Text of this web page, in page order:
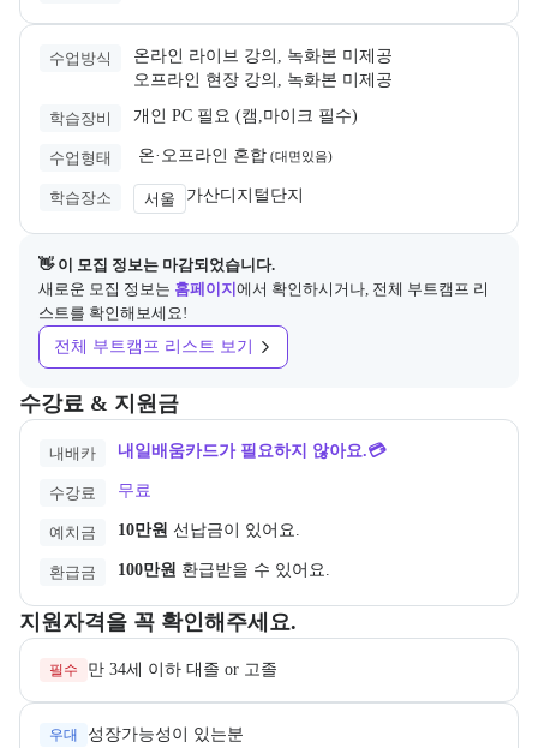
수업방식
온라인 라이브 강의, 녹화본 미제공
오프라인 현장 강의, 녹화본 미제공
학습장비 개인 PC 필요 (캠,마이크 필수)
수업형태 온·오프라인 혼합 (대면있음)
학습장소 서울 가산디지털단지
👋 이 모집 정보는 마감되었습니다.
새로운 모집 정보는 홈페이지 에서 확인하시거나, 전체 부트캠프 리
스트를 확인해보세요!
전체 부트캠프 리스트 보기
수강료 & 지원금
교육과정의 비용 및 결제 관련 정보를 안내한다. 필요 시 정부지원 과
내배카 내일배움카드가 필요하지 않아요.💳
수강료 무료
예치금 10만원 선납금이 있어요.
환급금 100만원 환급받을 수 있어요.
지원자격을 꼭 확인해주세요.
교육과정 지원 자격과 우대 사항을 각각 묶어서 안내한다.
필수 만 34세 이하 대졸 or 고졸
우대
성장가능성이 있는분